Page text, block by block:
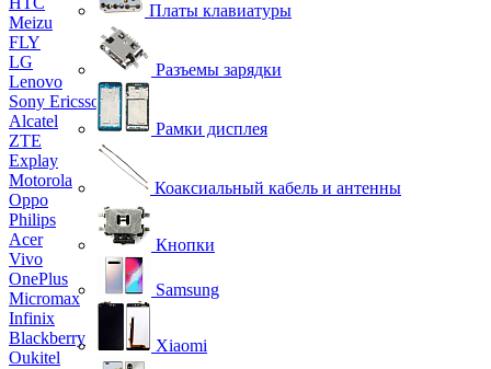
Meizu
FLY
LG
Lenovo
Sony Ericsson
Alcatel
ZTE
Explay
Motorola
Oppo
Philips
Acer
Vivo
OnePlus
Micromax
Infinix
Blackberry
Oukitel
Платы клавиатуры
Разъемы зарядки
Рамки дисплея
Коаксиальный кабель и антенны
Кнопки
Samsung
Xiaomi